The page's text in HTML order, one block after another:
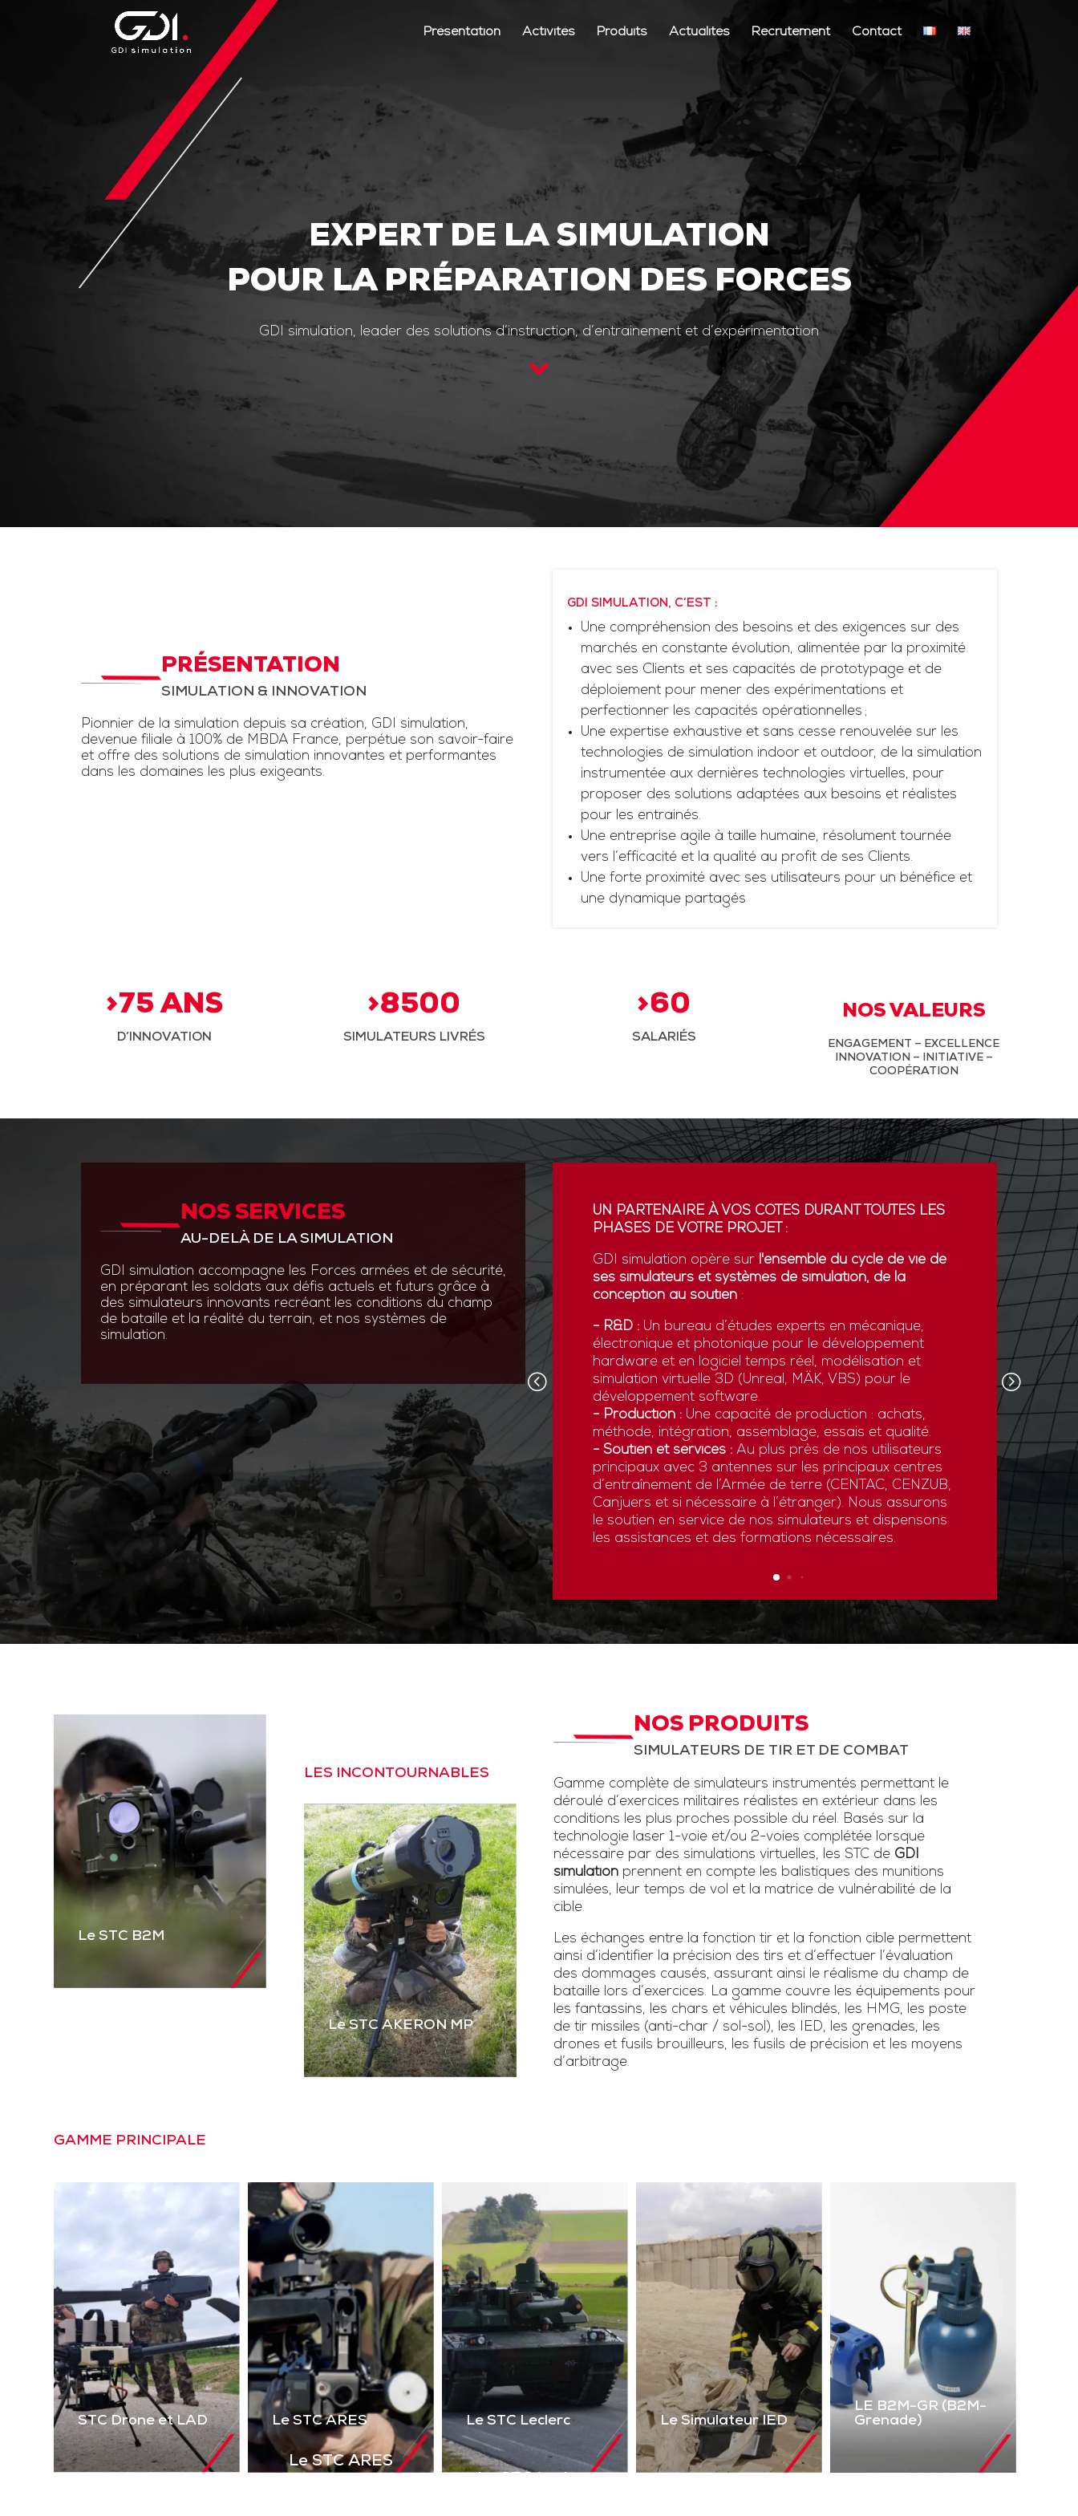
Présentation Activités Produits Actualités Recrutement Contact
EXPERT DE LA SIMULATION
POUR LA PRÉPARATION DES FORCES
GDI simulation, leader des solutions d’instruction, d’entrainement et d’expérimentation
PRÉSENTATION
SIMULATION & INNOVATION
Pionnier de la simulation depuis sa création, GDI simulation,
devenue filiale à 100% de MBDA France, perpétue son savoir-faire
et offre des solutions de simulation innovantes et performantes
dans les domaines les plus exigeants.
GDI SIMULATION, C’EST :
Une compréhension des besoins et des exigences sur des
marchés en constante évolution, alimentée par la proximité
avec ses Clients et ses capacités de prototypage et de
déploiement pour mener des expérimentations et
perfectionner les capacités opérationnelles ;
Une expertise exhaustive et sans cesse renouvelée sur les
technologies de simulation indoor et outdoor, de la simulation
instrumentée aux dernières technologies virtuelles, pour
proposer des solutions adaptées aux besoins et réalistes
pour les entrainés.
Une entreprise agile à taille humaine, résolument tournée
vers l’efficacité et la qualité au profit de ses Clients.
Une forte proximité avec ses utilisateurs pour un bénéfice et
une dynamique partagés
>75 ANS
D’INNOVATION
>8500
SIMULATEURS LIVRÉS
>60
SALARIÉS
NOS VALEURS
ENGAGEMENT – EXCELLENCE
INNOVATION – INITIATIVE –
COOPÉRATION
NOS SERVICES
AU-DELÀ DE LA SIMULATION
GDI simulation accompagne les Forces armées et de sécurité,
en préparant les soldats aux défis actuels et futurs grâce à
des simulateurs innovants recréant les conditions du champ
de bataille et la réalité du terrain, et nos systèmes de
simulation.
ANTICIPER PAR L’INNOVATION
GDI Simulation place l’innovation au cœur de sa R&D
ingénierie système, optronique, micromécanique et
logiciels.
Grâce à des technologies de pointe comme la réalité
aux contraintes du terrain.
UN PARTENAIRE À VOS CÔTÉS DURANT TOUTES LES
PHASES DE VOTRE PROJET :
GDI simulation opère sur l'ensemble du cycle de vie de
ses simulateurs et systèmes de simulation, de la
conception au soutien :
- R&D : Un bureau d’études experts en mécanique,
électronique et photonique pour le développement
hardware et en logiciel temps réel, modélisation et
simulation virtuelle 3D (Unreal, MÄK, VBS) pour le
développement software.
- Production : Une capacité de production : achats,
méthode, intégration, assemblage, essais et qualité.
- Soutien et services : Au plus près de nos utilisateurs
principaux avec 3 antennes sur les principaux centres
d’entraînement de l’Armée de terre (CENTAC, CENZUB,
Canjuers et si nécessaire à l’étranger). Nous assurons
le soutien en service de nos simulateurs et dispensons
les assistances et des formations nécessaires.
GDI
La
l’export.
GDI
son
et des
Le STC B2M
mitrailleuses. Basé sur
LES INCONTOURNABLES
Le STC AKERON MP
virtuelle) du poste de tir
de l’Akeron MP. Permet
le tir en vue directe et
indirecte sur cibles
instrumentées.
Télécharger la
plaquette
NOS PRODUITS
SIMULATEURS DE TIR ET DE COMBAT
Gamme complète de simulateurs instrumentés permettant le
déroulé d’exercices militaires réalistes en extérieur dans les
conditions les plus proches possible du réel. Basés sur la
technologie laser 1-voie et/ou 2-voies complétée lorsque
nécessaire par des simulations virtuelles, les STC de GDI
simulation prennent en compte les balistiques des munitions
simulées, leur temps de vol et la matrice de vulnérabilité de la
cible.
Les échanges entre la fonction tir et la fonction cible permettent
ainsi d’identifier la précision des tirs et d’effectuer l’évaluation
des dommages causés, assurant ainsi le réalisme du champ de
bataille lors d’exercices. La gamme couvre les équipements pour
les fantassins, les chars et véhicules blindés, les HMG, les poste
de tir missiles (anti-char / sol-sol), les IED, les grenades, les
drones et fusils brouilleurs, les fusils de précision et les moyens
d’arbitrage.
GAMME PRINCIPALE
STC Drone et LAD Le STC ARES
Le STC ARES
Le STC Leclerc Le Simulateur IED
LE B2M-GR (B2M-
Grenade)